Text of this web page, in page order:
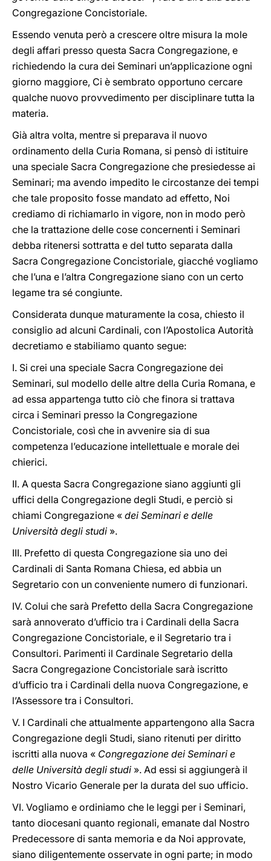
Congregazione Concistoriale.
Essendo venuta però a crescere oltre misura la mole
degli affari presso questa Sacra Congregazione, e
richiedendo la cura dei Seminari un’applicazione ogni
giorno maggiore, Ci è sembrato opportuno cercare
qualche nuovo provvedimento per disciplinare tutta la
materia.
Già altra volta, mentre si preparava il nuovo
ordinamento della Curia Romana, si pensò di istituire
una speciale Sacra Congregazione che presiedesse ai
Seminari; ma avendo impedito le circostanze dei tempi
che tale proposito fosse mandato ad effetto, Noi
crediamo di richiamarlo in vigore, non in modo però
che la trattazione delle cose concernenti i Seminari
debba ritenersi sottratta e del tutto separata dalla
Sacra Congregazione Concistoriale, giacché vogliamo
che l’una e l’altra Congregazione siano con un certo
legame tra sé congiunte.
Considerata dunque maturamente la cosa, chiesto il
consiglio ad alcuni Cardinali, con l’Apostolica Autorità
decretiamo e stabiliamo quanto segue:
I. Si crei una speciale Sacra Congregazione dei
Seminari, sul modello delle altre della Curia Romana, e
ad essa appartenga tutto ciò che finora si trattava
circa i Seminari presso la Congregazione
Concistoriale, così che in avvenire sia di sua
competenza l’educazione intellettuale e morale dei
chierici.
II. A questa Sacra Congregazione siano aggiunti gli
uffici della Congregazione degli Studi, e perciò si
chiami Congregazione « dei Seminari e delle
Università degli studi ».
III. Prefetto di questa Congregazione sia uno dei
Cardinali di Santa Romana Chiesa, ed abbia un
Segretario con un conveniente numero di funzionari.
IV. Colui che sarà Prefetto della Sacra Congregazione
sarà annoverato d’ufficio tra i Cardinali della Sacra
Congregazione Concistoriale, e il Segretario tra i
Consultori. Parimenti il Cardinale Segretario della
Sacra Congregazione Concistoriale sarà iscritto
d’ufficio tra i Cardinali della nuova Congregazione, e
l’Assessore tra i Consultori.
V. I Cardinali che attualmente appartengono alla Sacra
Congregazione degli Studi, siano ritenuti per diritto
iscritti alla nuova « Congregazione dei Seminari e
delle Università degli studi ». Ad essi si aggiungerà il
Nostro Vicario Generale per la durata del suo ufficio.
VI. Vogliamo e ordiniamo che le leggi per i Seminari,
tanto diocesani quanto regionali, emanate dal Nostro
Predecessore di santa memoria e da Noi approvate,
siano diligentemente osservate in ogni parte; in modo